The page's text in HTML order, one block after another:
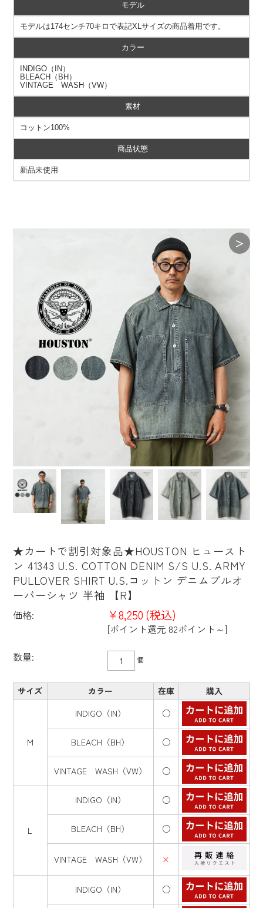
モデル
モデルは174センチ70キロで表記XLサイズの商品着用です。
カラー
INDIGO（IN）
BLEACH（BH）
VINTAGE WASH（VW）
素材
コットン100%
商品状態
新品未使用
＞
★カートで割引対象品★HOUSTON ヒュースト
ン 41343 U.S. COTTON DENIM S/S U.S. ARMY
PULLOVER SHIRT U.S.コットン デニムプルオ
ーバーシャツ 半袖 【R】
価格: ¥8,250 (税込)
[ポイント還元 82ポイント～]
数量:
個
サイズ カラー 在庫 購入
M
INDIGO（IN） ○
BLEACH（BH） ○
VINTAGE WASH（VW） ○
L
INDIGO（IN） ○
BLEACH（BH） ○
VINTAGE WASH（VW） ×
INDIGO（IN） ○